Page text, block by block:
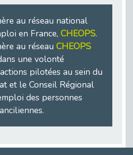
au réseau national
en France, CHEOPS.
au réseau CHEOPS
une volonté
pilotées au sein du
et le Conseil Régional
des personnes